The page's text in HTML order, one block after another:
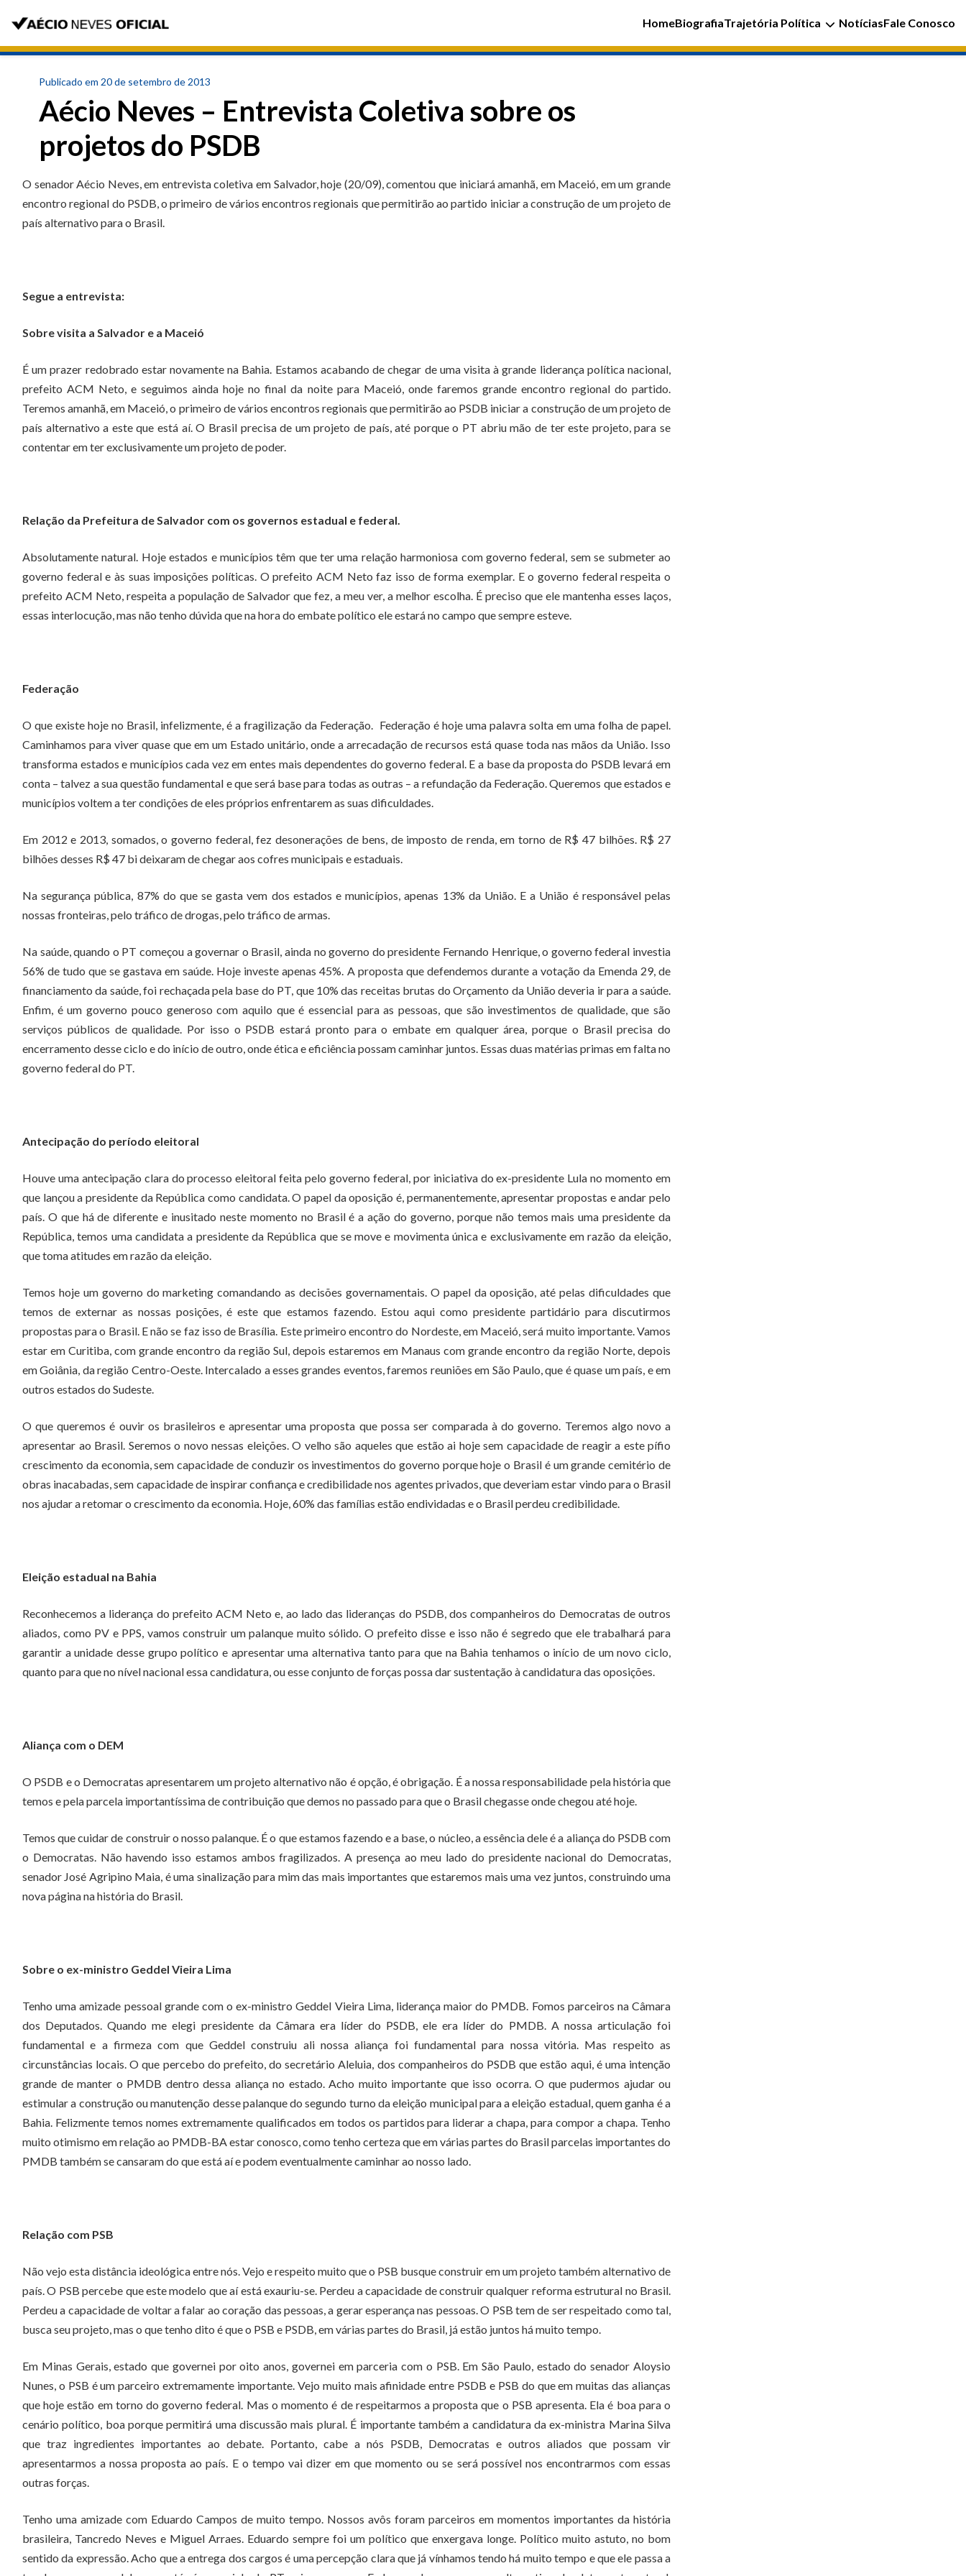
HomeBiografiaTrajetória Política NotíciasFale Conosco
Publicado em 20 de setembro de 2013
Aécio Neves – Entrevista Coletiva sobre os
projetos do PSDB
O senador Aécio Neves, em entrevista coletiva em Salvador, hoje (20/09), comentou que iniciará amanhã, em Maceió, em um grande
encontro regional do PSDB, o primeiro de vários encontros regionais que permitirão ao partido iniciar a construção de um projeto de
país alternativo para o Brasil.
Segue a entrevista:
Sobre visita a Salvador e a Maceió
É um prazer redobrado estar novamente na Bahia. Estamos acabando de chegar de uma visita à grande liderança política nacional,
prefeito ACM Neto, e seguimos ainda hoje no final da noite para Maceió, onde faremos grande encontro regional do partido.
Teremos amanhã, em Maceió, o primeiro de vários encontros regionais que permitirão ao PSDB iniciar a construção de um projeto de
país alternativo a este que está aí. O Brasil precisa de um projeto de país, até porque o PT abriu mão de ter este projeto, para se
contentar em ter exclusivamente um projeto de poder.
Relação da Prefeitura de Salvador com os governos estadual e federal.
Absolutamente natural. Hoje estados e municípios têm que ter uma relação harmoniosa com governo federal, sem se submeter ao
governo federal e às suas imposições políticas. O prefeito ACM Neto faz isso de forma exemplar. E o governo federal respeita o
prefeito ACM Neto, respeita a população de Salvador que fez, a meu ver, a melhor escolha. É preciso que ele mantenha esses laços,
essas interlocução, mas não tenho dúvida que na hora do embate político ele estará no campo que sempre esteve.
Federação
O que existe hoje no Brasil, infelizmente, é a fragilização da Federação. Federação é hoje uma palavra solta em uma folha de papel.
Caminhamos para viver quase que em um Estado unitário, onde a arrecadação de recursos está quase toda nas mãos da União. Isso
transforma estados e municípios cada vez em entes mais dependentes do governo federal. E a base da proposta do PSDB levará em
conta – talvez a sua questão fundamental e que será base para todas as outras – a refundação da Federação. Queremos que estados e
municípios voltem a ter condições de eles próprios enfrentarem as suas dificuldades.
Em 2012 e 2013, somados, o governo federal, fez desonerações de bens, de imposto de renda, em torno de R$ 47 bilhões. R$ 27
bilhões desses R$ 47 bi deixaram de chegar aos cofres municipais e estaduais.
Na segurança pública, 87% do que se gasta vem dos estados e municípios, apenas 13% da União. E a União é responsável pelas
nossas fronteiras, pelo tráfico de drogas, pelo tráfico de armas.
Na saúde, quando o PT começou a governar o Brasil, ainda no governo do presidente Fernando Henrique, o governo federal investia
56% de tudo que se gastava em saúde. Hoje investe apenas 45%. A proposta que defendemos durante a votação da Emenda 29, de
financiamento da saúde, foi rechaçada pela base do PT, que 10% das receitas brutas do Orçamento da União deveria ir para a saúde.
Enfim, é um governo pouco generoso com aquilo que é essencial para as pessoas, que são investimentos de qualidade, que são
serviços públicos de qualidade. Por isso o PSDB estará pronto para o embate em qualquer área, porque o Brasil precisa do
encerramento desse ciclo e do início de outro, onde ética e eficiência possam caminhar juntos. Essas duas matérias primas em falta no
governo federal do PT.
Antecipação do período eleitoral
Houve uma antecipação clara do processo eleitoral feita pelo governo federal, por iniciativa do ex-presidente Lula no momento em
que lançou a presidente da República como candidata. O papel da oposição é, permanentemente, apresentar propostas e andar pelo
país. O que há de diferente e inusitado neste momento no Brasil é a ação do governo, porque não temos mais uma presidente da
República, temos uma candidata a presidente da República que se move e movimenta única e exclusivamente em razão da eleição,
que toma atitudes em razão da eleição.
Temos hoje um governo do marketing comandando as decisões governamentais. O papel da oposição, até pelas dificuldades que
temos de externar as nossas posições, é este que estamos fazendo. Estou aqui como presidente partidário para discutirmos
propostas para o Brasil. E não se faz isso de Brasília. Este primeiro encontro do Nordeste, em Maceió, será muito importante. Vamos
estar em Curitiba, com grande encontro da região Sul, depois estaremos em Manaus com grande encontro da região Norte, depois
em Goiânia, da região Centro-Oeste. Intercalado a esses grandes eventos, faremos reuniões em São Paulo, que é quase um país, e em
outros estados do Sudeste.
O que queremos é ouvir os brasileiros e apresentar uma proposta que possa ser comparada à do governo. Teremos algo novo a
apresentar ao Brasil. Seremos o novo nessas eleições. O velho são aqueles que estão ai hoje sem capacidade de reagir a este pífio
crescimento da economia, sem capacidade de conduzir os investimentos do governo porque hoje o Brasil é um grande cemitério de
obras inacabadas, sem capacidade de inspirar confiança e credibilidade nos agentes privados, que deveriam estar vindo para o Brasil
nos ajudar a retomar o crescimento da economia. Hoje, 60% das famílias estão endividadas e o Brasil perdeu credibilidade.
Eleição estadual na Bahia
Reconhecemos a liderança do prefeito ACM Neto e, ao lado das lideranças do PSDB, dos companheiros do Democratas de outros
aliados, como PV e PPS, vamos construir um palanque muito sólido. O prefeito disse e isso não é segredo que ele trabalhará para
garantir a unidade desse grupo político e apresentar uma alternativa tanto para que na Bahia tenhamos o início de um novo ciclo,
quanto para que no nível nacional essa candidatura, ou esse conjunto de forças possa dar sustentação à candidatura das oposições.
Aliança com o DEM
O PSDB e o Democratas apresentarem um projeto alternativo não é opção, é obrigação. É a nossa responsabilidade pela história que
temos e pela parcela importantíssima de contribuição que demos no passado para que o Brasil chegasse onde chegou até hoje.
Temos que cuidar de construir o nosso palanque. É o que estamos fazendo e a base, o núcleo, a essência dele é a aliança do PSDB com
o Democratas. Não havendo isso estamos ambos fragilizados. A presença ao meu lado do presidente nacional do Democratas,
senador José Agripino Maia, é uma sinalização para mim das mais importantes que estaremos mais uma vez juntos, construindo uma
nova página na história do Brasil.
Sobre o ex-ministro Geddel Vieira Lima
Tenho uma amizade pessoal grande com o ex-ministro Geddel Vieira Lima, liderança maior do PMDB. Fomos parceiros na Câmara
dos Deputados. Quando me elegi presidente da Câmara era líder do PSDB, ele era líder do PMDB. A nossa articulação foi
fundamental e a firmeza com que Geddel construiu ali nossa aliança foi fundamental para nossa vitória. Mas respeito as
circunstâncias locais. O que percebo do prefeito, do secretário Aleluia, dos companheiros do PSDB que estão aqui, é uma intenção
grande de manter o PMDB dentro dessa aliança no estado. Acho muito importante que isso ocorra. O que pudermos ajudar ou
estimular a construção ou manutenção desse palanque do segundo turno da eleição municipal para a eleição estadual, quem ganha é a
Bahia. Felizmente temos nomes extremamente qualificados em todos os partidos para liderar a chapa, para compor a chapa. Tenho
muito otimismo em relação ao PMDB-BA estar conosco, como tenho certeza que em várias partes do Brasil parcelas importantes do
PMDB também se cansaram do que está aí e podem eventualmente caminhar ao nosso lado.
Relação com PSB
Não vejo esta distância ideológica entre nós. Vejo e respeito muito que o PSB busque construir em um projeto também alternativo de
país. O PSB percebe que este modelo que aí está exauriu-se. Perdeu a capacidade de construir qualquer reforma estrutural no Brasil.
Perdeu a capacidade de voltar a falar ao coração das pessoas, a gerar esperança nas pessoas. O PSB tem de ser respeitado como tal,
busca seu projeto, mas o que tenho dito é que o PSB e PSDB, em várias partes do Brasil, já estão juntos há muito tempo.
Em Minas Gerais, estado que governei por oito anos, governei em parceria com o PSB. Em São Paulo, estado do senador Aloysio
Nunes, o PSB é um parceiro extremamente importante. Vejo muito mais afinidade entre PSDB e PSB do que em muitas das alianças
que hoje estão em torno do governo federal. Mas o momento é de respeitarmos a proposta que o PSB apresenta. Ela é boa para o
cenário político, boa porque permitirá uma discussão mais plural. É importante também a candidatura da ex-ministra Marina Silva
que traz ingredientes importantes ao debate. Portanto, cabe a nós PSDB, Democratas e outros aliados que possam vir
apresentarmos a nossa proposta ao país. E o tempo vai dizer em que momento ou se será possível nos encontrarmos com essas
outras forças.
Tenho uma amizade com Eduardo Campos de muito tempo. Nossos avôs foram parceiros em momentos importantes da história
brasileira, Tancredo Neves e Miguel Arraes. Eduardo sempre foi um político que enxergava longe. Político muito astuto, no bom
sentido da expressão. Acho que a entrega dos cargos é uma percepção clara que já vínhamos tendo há muito tempo e que ele passa a